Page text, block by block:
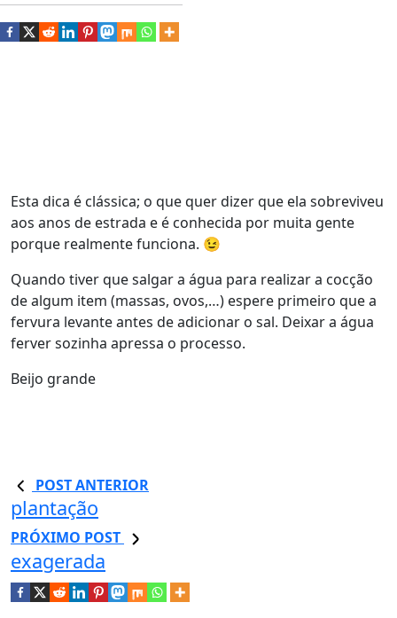
Esta dica é clássica; o que quer dizer que ela sobreviveu
aos anos de estrada e é conhecida por muita gente
porque realmente funciona. 😉
Quando tiver que salgar a água para realizar a cocção
de algum item (massas, ovos,…) espere primeiro que a
fervura levante antes de adicionar o sal. Deixar a água
ferver sozinha apressa o processo.
Beijo grande
POST ANTERIOR
plantação
PRÓXIMO POST
exagerada